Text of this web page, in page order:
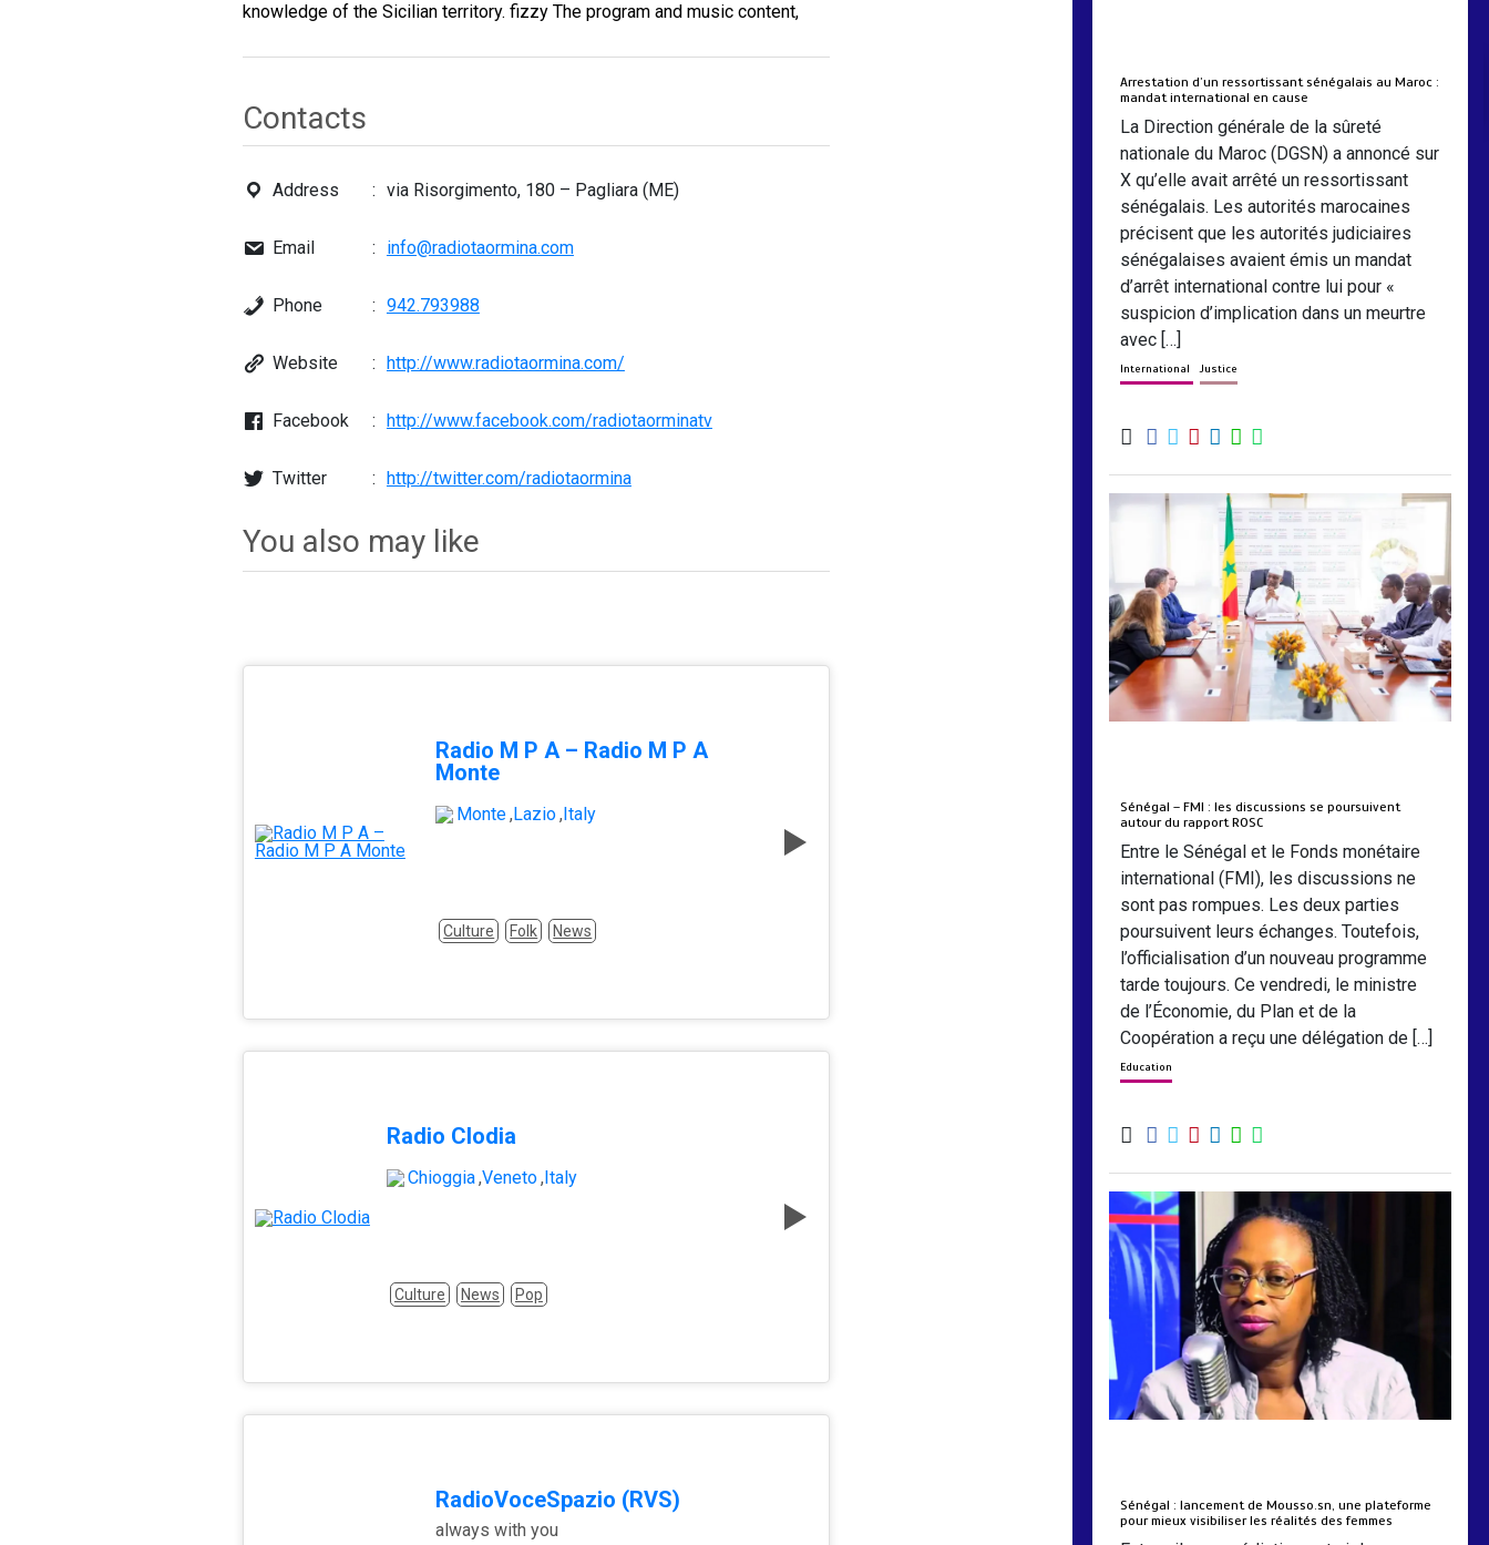
knowledge of the Sicilian territory. fizzy The program and music content,
Contacts
Address via Risorgimento, 180 – Pagliara (ME)
Email info@radiotaormina.com
Phone 942.793988
Website http://www.radiotaormina.com/
Facebook http://www.facebook.com/radiotaorminatv
Twitter http://twitter.com/radiotaormina
You also may like
Radio M P A – Radio M P A
Monte
Monte,Lazio, Italy
Culture Folk News
Radio Clodia
Chioggia,Veneto,Italy
Culture News Pop
RadioVoceSpazio (RVS)
always with you
Arrestation d’un ressortissant sénégalais au Maroc :
mandat international en cause
La Direction générale de la sûreté
nationale du Maroc (DGSN) a annoncé sur
X qu’elle avait arrêté un ressortissant
sénégalais. Les autorités marocaines
précisent que les autorités judiciaires
sénégalaises avaient émis un mandat
d’arrêt international contre lui pour «
suspicion d’implication dans un meurtre
avec […]
International Justice
Sénégal – FMI : les discussions se poursuivent
autour du rapport ROSC
Entre le Sénégal et le Fonds monétaire
international (FMI), les discussions ne
sont pas rompues. Les deux parties
poursuivent leurs échanges. Toutefois,
l’officialisation d’un nouveau programme
tarde toujours. Ce vendredi, le ministre
de l’Économie, du Plan et de la
Coopération a reçu une délégation de […]
Education
Sénégal : lancement de Mousso.sn, une plateforme
pour mieux visibiliser les réalités des femmes